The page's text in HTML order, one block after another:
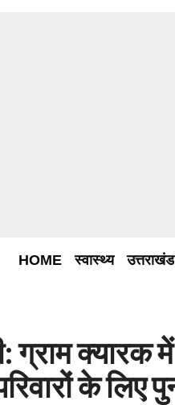
HOME स्वास्थ्य उत्तराखंड
ग्राम क्यारक
के लिए